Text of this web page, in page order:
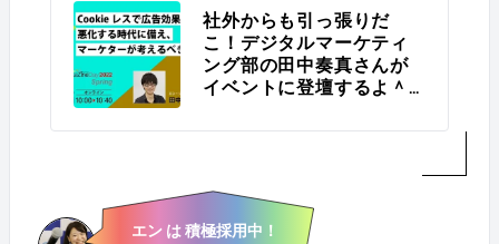
社外からも引っ張りだ
こ！デジタルマーケティ
ング部の田中奏真さんが
イベントに登壇するよ＾
エン は 積極採用中！